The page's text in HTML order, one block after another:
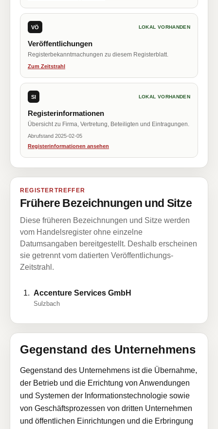
VÖ LOKAL VORHANDEN
Veröffentlichungen
Registerbekanntmachungen zu diesem Registerblatt.
Zum Zeitstrahl
SI LOKAL VORHANDEN
Registerinformationen
Übersicht zu Firma, Vertretung, Beteiligten und Eintragungen.
Abrufstand 2025-02-05
Registerinformationen ansehen
REGISTERTREFFER
Frühere Bezeichnungen und Sitze
Diese früheren Bezeichnungen und Sitze werden
vom Handelsregister ohne einzelne
Datumsangaben bereitgestellt. Deshalb erscheinen
sie getrennt vom datierten Veröffentlichungs-
Zeitstrahl.
Accenture Services GmbH
Sulzbach
Gegenstand des Unternehmens
Gegenstand des Unternehmens ist die Übernahme,
der Betrieb und die Errichtung von Anwendungen
und Systemen der Informationstechnologie sowie
von Geschäftsprozessen von dritten Unternehmen
und öffentlichen Einrichtungen und die Erbringung